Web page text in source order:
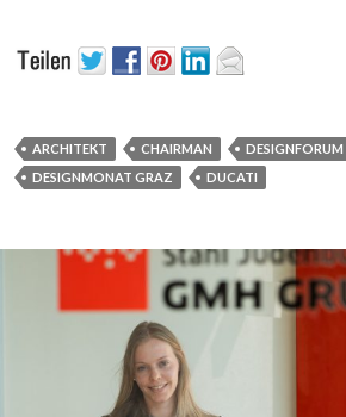
ARCHITEKT CHAIRMAN
DESIGNFORUM
DESIGNMONAT GRAZ
DUCATI